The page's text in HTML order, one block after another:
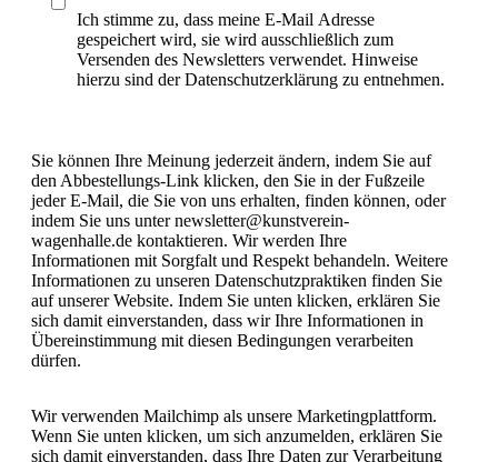
Ich stimme zu, dass meine E-Mail Adresse
gespeichert wird, sie wird ausschließlich zum
Versenden des Newsletters verwendet. Hinweise
hierzu sind der Datenschutzerklärung zu entnehmen.
Sie können Ihre Meinung jederzeit ändern, indem Sie auf
den Abbestellungs-Link klicken, den Sie in der Fußzeile
jeder E-Mail, die Sie von uns erhalten, finden können, oder
indem Sie uns unter newsletter@kunstverein-
wagenhalle.de kontaktieren. Wir werden Ihre
Informationen mit Sorgfalt und Respekt behandeln. Weitere
Informationen zu unseren Datenschutzpraktiken finden Sie
auf unserer Website. Indem Sie unten klicken, erklären Sie
sich damit einverstanden, dass wir Ihre Informationen in
Übereinstimmung mit diesen Bedingungen verarbeiten
dürfen.
Wir verwenden Mailchimp als unsere Marketingplattform.
Wenn Sie unten klicken, um sich anzumelden, erklären Sie
sich damit einverstanden, dass Ihre Daten zur Verarbeitung